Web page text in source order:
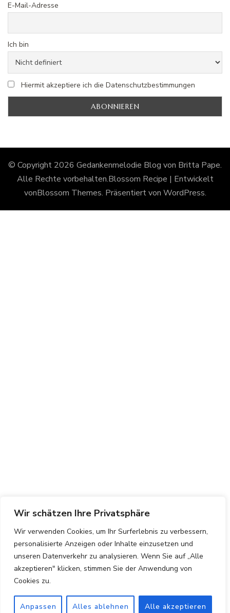
Wir schätzen Ihre Privatsphäre
Wir verwenden Cookies, um Ihr Surferlebnis zu verbessern,
personalisierte Anzeigen oder Inhalte einzusetzen und
unseren Datenverkehr zu analysieren. Wenn Sie auf „Alle
akzeptieren" klicken, stimmen Sie der Anwendung von
Cookies zu.
Anpassen Alles ablehnen Alle akzeptieren
E-Mail-Adresse
Ich bin
Hiermit akzeptiere ich die Datenschutzbestimmungen
© Copyright 2026 Gedankenmelodie Blog von Britta Pape.
Alle Rechte vorbehalten.Blossom Recipe | Entwickelt
vonBlossom Themes. Präsentiert von WordPress.